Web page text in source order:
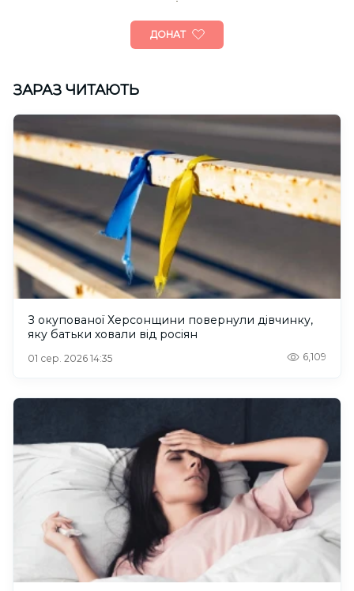
ДОНАТ
ЗАРАЗ ЧИТАЮТЬ
З окупованої Херсонщини повернули дівчинку,
яку батьки ховали від росіян
01 сер. 2026 14:35 6,109